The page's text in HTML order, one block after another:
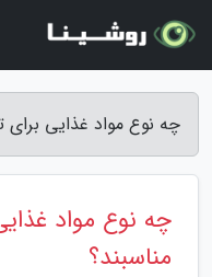
چه نوع مواد غذایی
چه نوع مواد
مناسبند؟